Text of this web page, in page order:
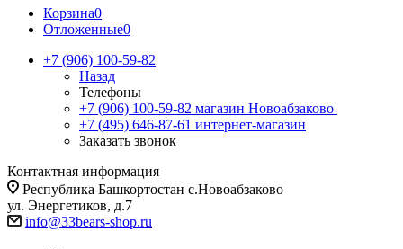
Корзина0
Отложенные0
+7 (906) 100-59-82
Назад
Телефоны
+7 (906) 100-59-82 магазин Новоабзаково
+7 (495) 646-87-61 интернет-магазин
Заказать звонок
Контактная информация
Республика Башкортостан с.Новоабзаково
ул. Энергетиков, д.7
info@33bears-shop.ru